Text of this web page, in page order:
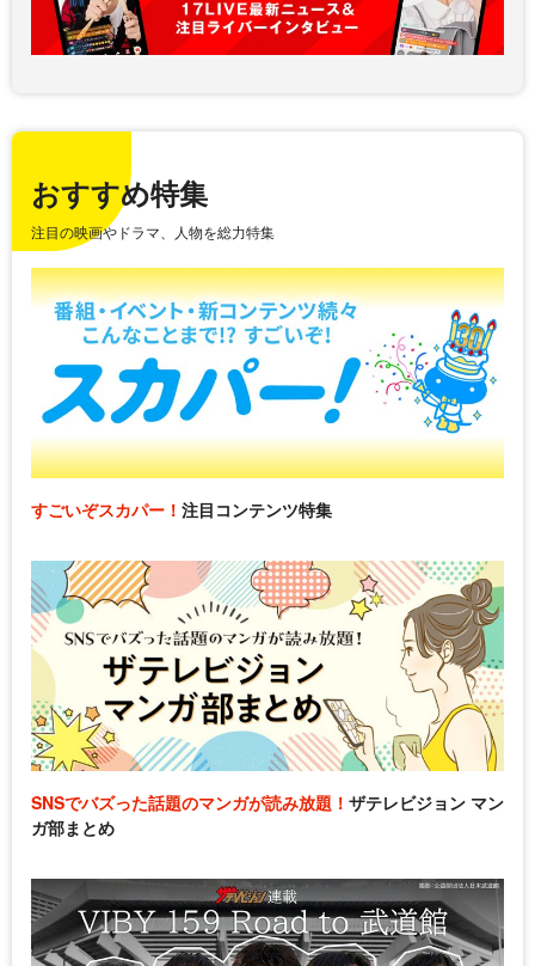
おすすめ特集
注目の映画やドラマ、人物を総力特集
すごいぞスカパー！ 注目コンテンツ特集
SNSでバズった話題のマンガが読み放題！ ザテレビジョン マン
ガ部まとめ